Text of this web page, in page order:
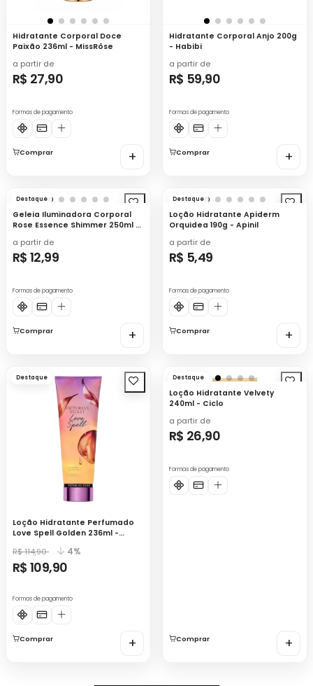
Hidratante Corporal Doce
Paixão 236ml - MissRôse
a partir de
R$ 27,90
Formas de pagamento
Comprar +
Hidratante Corporal Anjo 200g
- Habibi
a partir de
R$ 59,90
Formas de pagamento
Comprar +
Destaque
Geleia Iluminadora Corporal
Rose Essence Shimmer 250ml -
a partir de
R$ 12,99
Formas de pagamento
Comprar +
Destaque
Loção Hidratante Apiderm
Orquidea 190g - Apinil
a partir de
R$ 5,49
Formas de pagamento
Comprar +
Destaque
Loção Hidratante Perfumado
Love Spell Golden 236ml -
R$ 114,90 4%
R$ 109,90
Formas de pagamento
Comprar +
Destaque
Loção Hidratante Velvety
240ml - Ciclo
a partir de
R$ 26,90
Formas de pagamento
Comprar +